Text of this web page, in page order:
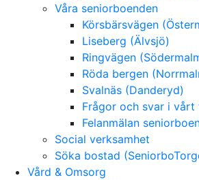
Våra seniorboenden
Körsbärsvägen
Liseberg (Älvsjö)
Ringvägen
Röda bergen
Svalnäs (Danderyd)
Frågor och svar i vårt
Felanmälan
Social verksamhet
Söka bostad
Vård & Omsorg